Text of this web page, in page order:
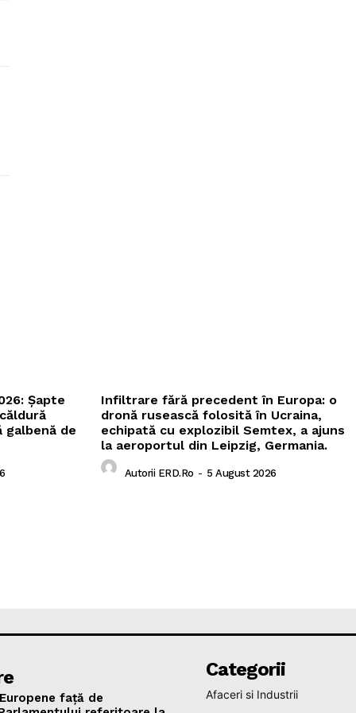
Șapte
galbenă de
Infiltrare fără precedent în Europa: o
dronă rusească folosită în Ucraina,
echipată cu explozibil Semtex, a ajuns
la aeroportul din Leipzig, Germania.
Autorii ERD.ro - 5 August 2026
față de
Categorii
Afaceri si Industrii